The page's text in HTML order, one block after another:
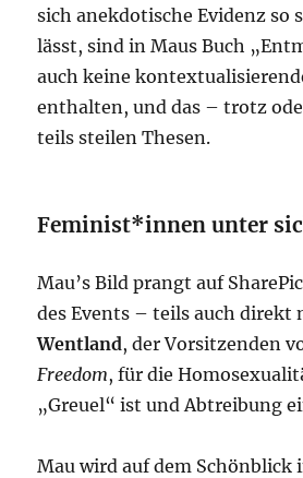
sich anekdotische Evidenz so
lässt, sind in Maus Buch
auch keine
enthalten, und das – trotz
teils steilen Thesen.
Feminist*innen unter
Mau’s Bild prangt auf
des Events – teils auch direkt
Wentland, der Vorsitzenden
Freedom, für die
„Greuel“ ist und Abtreibung
Mau wird auf dem Schönblick